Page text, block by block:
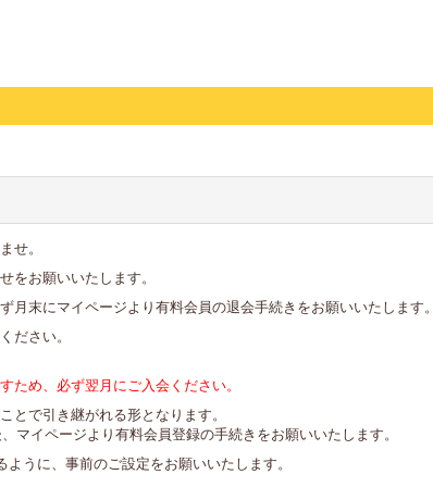
せ。
をお願いいたします。
末にマイページより有料会員の退会手続きをお願いいたします。
ださい。
ため、必ず翌月にご入会ください。
とで引き継がれる形となります。
イページより有料会員登録の手続きをお願いいたします。
うに、事前のご設定をお願いいたします。